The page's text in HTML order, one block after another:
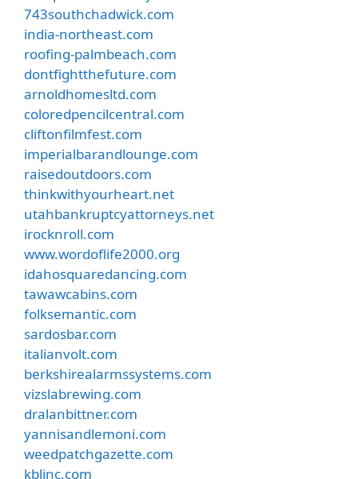
743southchadwick.com
india-northeast.com
roofing-palmbeach.com
dontfightthefuture.com
arnoldhomesltd.com
coloredpencilcentral.com
cliftonfilmfest.com
imperialbarandlounge.com
raisedoutdoors.com
thinkwithyourheart.net
utahbankruptcyattorneys.net
irocknroll.com
www.wordoflife2000.org
idahosquaredancing.com
tawawcabins.com
folksemantic.com
sardosbar.com
italianvolt.com
berkshirealarmssystems.com
vizslabrewing.com
dralanbittner.com
yannisandlemoni.com
weedpatchgazette.com
kblinc.com